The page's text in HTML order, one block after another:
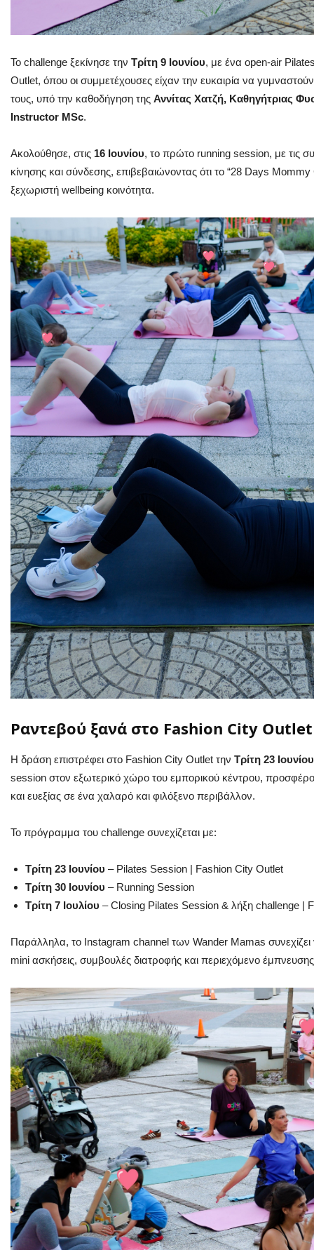
Το challenge ξεκίνησε την Τρίτη 9 Ιουνίου, με ένα open-air
Outlet, όπου οι συμμετέχουσες είχαν την ευκαιρία να
τους, υπό την καθοδήγηση της Αννίτας Χατζή, Καθηγήτριας
Instructor MSc.
Ακολούθησε, στις 16 Ιουνίου, το πρώτο running session, με τις
κίνησης και σύνδεσης, επιβεβαιώνοντας ότι το “28 Days Mommy
ξεχωριστή wellbeing κοινότητα.
Ραντεβού ξανά στο Fashion City Outlet
Η δράση επιστρέφει στο Fashion City Outlet την Τρίτη 23
session στον εξωτερικό χώρο του εμπορικού κέντρου,
και ευεξίας σε ένα χαλαρό και φιλόξενο περιβάλλον.
Το πρόγραμμα του challenge συνεχίζεται με:
Τρίτη 23 Ιουνίου – Pilates Session | Fashion City Outlet
Τρίτη 30 Ιουνίου – Running Session
Τρίτη 7 Ιουλίου – Closing Pilates Session & λήξη challenge |
Παράλληλα, το Instagram channel των Wander Mamas
mini ασκήσεις, συμβουλές διατροφής και περιεχόμενο